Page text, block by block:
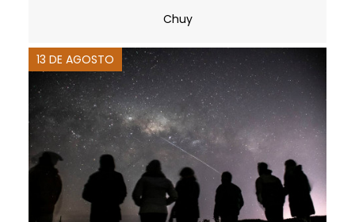
Chuy
13 DE AGOSTO